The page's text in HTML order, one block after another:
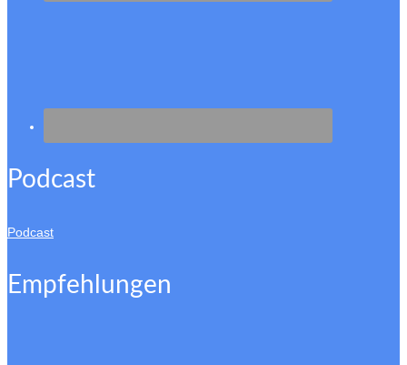
Podcast
Podcast
Empfehlungen